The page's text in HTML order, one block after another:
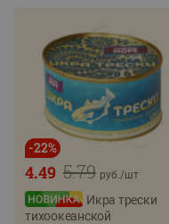
-22%
5.79
4.49 руб./шт
Икра трески
тихоокеанской